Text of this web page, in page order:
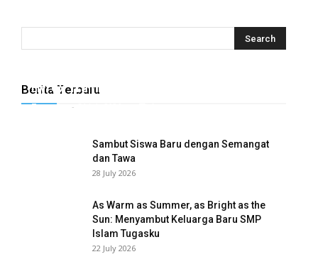
Berita Terbaru
Hyrox Training x Extracuriculer Exhabition
Tugasku -
Sambut Siswa Baru dengan Semangat
dan Tawa
28 July 2026
As Warm as Summer, as Bright as the
Sun: Menyambut Keluarga Baru SMP
Islam Tugasku
22 July 2026